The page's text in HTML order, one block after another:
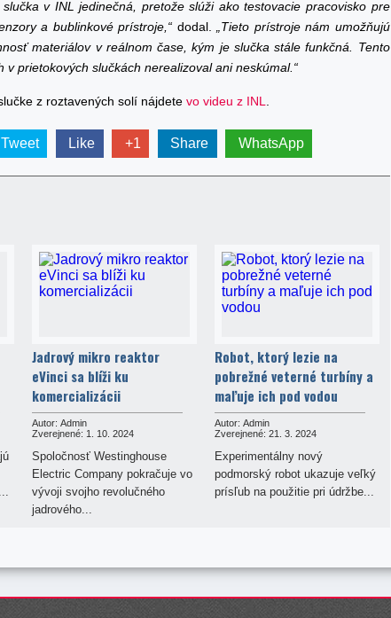
slučka v INL jedinečná, pretože slúži ako testovacie pracovisko pre
a bublinkové prístroje,“ dodal.
„Tieto prístroje nám umožňujú
materiálov v reálnom čase, kým je slučka stále funkčná. Tento
v prietokových slučkách nerealizoval ani neskúmal.“
z roztavených solí nájdete vo videu z INL
Tweet Like +1 Share WhatsApp
Jadrový mikro reaktor
eVinci sa blíži ku
komercializácii
Autor: Admin
Zverejnené: 1. 10. 2024
Spoločnosť Westinghouse
Electric Company pokračuje vo
vývoji svojho revolučného
jadrového...
Robot, ktorý lezie na
pobrežné veterné turbíny a
maľuje ich pod vodou
Autor: Admin
Zverejnené: 21. 3. 2024
Experimentálny nový
podmorský robot ukazuje veľký
prísľub na použitie pri údržbe...